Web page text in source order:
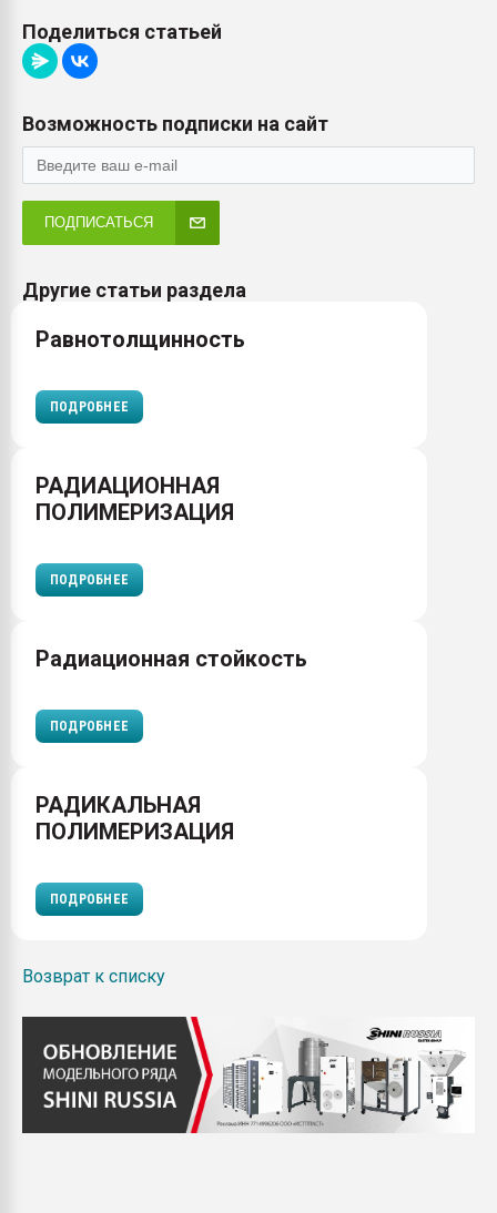
Поделиться статьей
Возможность подписки на сайт
ПОДПИСАТЬСЯ
Другие статьи раздела
Равнотолщинность
ПОДРОБНЕЕ
РАДИАЦИОННАЯ
ПОЛИМЕРИЗАЦИЯ
ПОДРОБНЕЕ
Радиационная стойкость
ПОДРОБНЕЕ
РАДИКАЛЬНАЯ
ПОЛИМЕРИЗАЦИЯ
ПОДРОБНЕЕ
Возврат к списку